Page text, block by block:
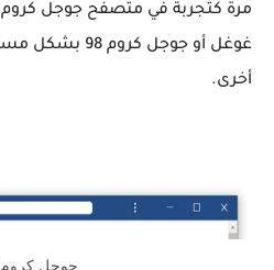
غوغل أو جوجل
أخرى.
جوجل كروم 98